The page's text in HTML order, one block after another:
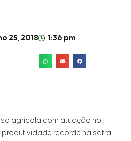
25, 2018 1:36 pm
agrícola com atuação no
produtividade recorde na safra